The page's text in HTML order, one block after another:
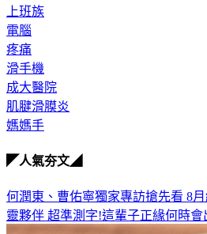
上班族
電腦
疼痛
滑手機
成大醫院
肌腱滑膜炎
媽媽手
◤人氣夯文◢
何潤東、曹佑寧獨家專訪搶先看 8
靈夥伴 超準測字!這輩子正緣何時會